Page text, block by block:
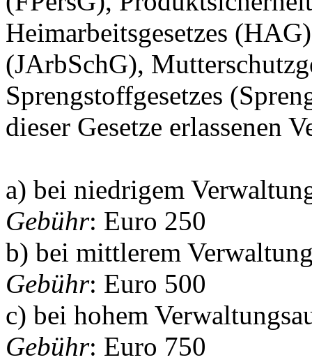
Heimarbeitsgesetzes
(JArbSchG),
Sprengstoffgesetzes
dieser Gesetze erlassenen
a) bei niedrigem
Gebühr: Euro 250
b) bei mittlerem
Gebühr: Euro 500
c) bei hohem
Gebühr: Euro 750